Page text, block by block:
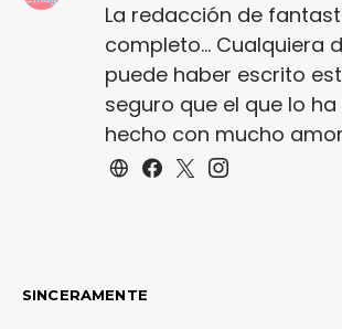
La redacción de
completo... Cualquiera
puede haber escrito
seguro que el que lo
hecho con mucho
SINCERAMENTE